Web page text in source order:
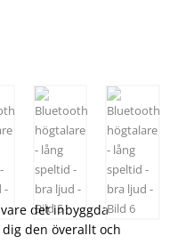
det inbyggda
den överallt och